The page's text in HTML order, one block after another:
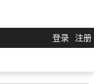
登录 注册